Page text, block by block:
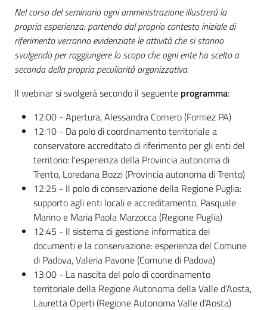
Nel corso del seminario ogni amministrazione illustrerà la
propria esperienza: partendo dal proprio contesto iniziale di
riferimento verranno evidenziate le attività che si stanno
svolgendo per raggiungere lo scopo che ogni ente ha scelto a
seconda della propria peculiarità organizzativa.
Il webinar si svolgerà secondo il seguente programma:
12:00 - Apertura, Alessandra Cornero (Formez PA)
12:10 - Da polo di coordinamento territoriale a
conservatore accreditato di riferimento per gli enti del
territorio: l'esperienza della Provincia autonoma di
Trento, Loredana Bozzi (Provincia autonoma di Trento)
12:25 - Il polo di conservazione della Regione Puglia:
supporto agli enti locali e accreditamento, Pasquale
Marino e Maria Paola Marzocca (Regione Puglia)
12:45 - Il sistema di gestione informatica dei
documenti e la conservazione: esperienza del Comune
di Padova, Valeria Pavone (Comune di Padova)
13:00 - La nascita del polo di coordinamento
territoriale della Regione Autonoma della Valle d’Aosta,
Lauretta Operti (Regione Autonoma Valle d’Aosta)